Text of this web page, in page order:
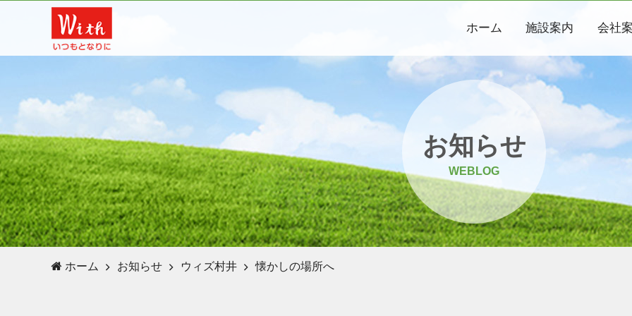
ホーム 施設案内 会社
お知らせ
WEBLOG
ホーム お知らせ ウィズ村井 懐かしの場所へ